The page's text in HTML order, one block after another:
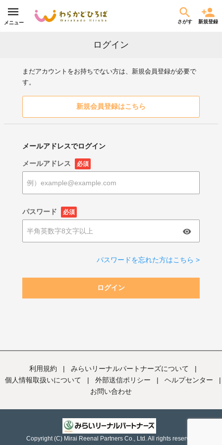
メニュー さがす 新規登録
ログイン
まだアカウントをお持ちでない方は、新規会員登録が必要で
す。
新規会員登録はこちら
メールアドレスでログイン
メールアドレス 必須
パスワード 必須
パスワードを忘れた方はこちら >
ログイン
利用規約 | みらいリーナルパートナーズについて
|
個人情報取扱いについて
| 外部送信ポリシー | ヘルプセンター
|
お問い合わせ
Copyright (C) Mirai Reenal Partners Co., Ltd. All rights reserved